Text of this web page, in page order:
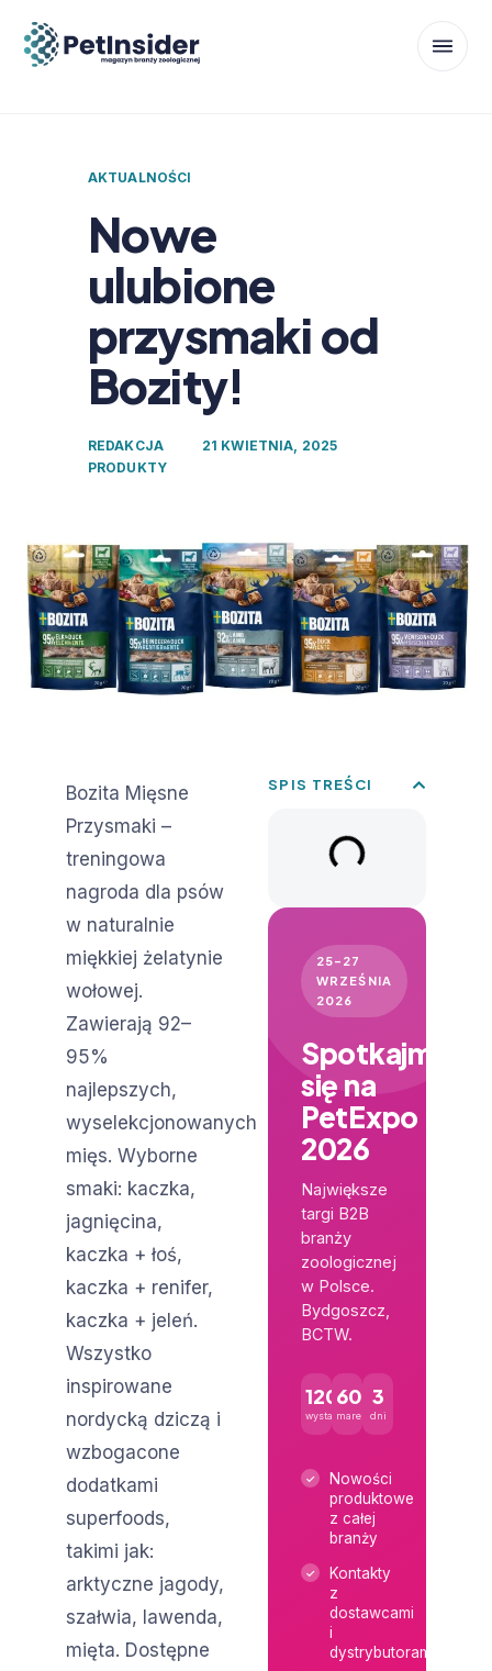
AKTUALNOŚCI
Nowe
ulubione
przysmaki od
Bozity!
REDAKCJA
21 KWIETNIA, 2025
PRODUKTY
Bozita Mięsne
Przysmaki –
treningowa
nagroda dla psów
w naturalnie
miękkiej żelatynie
wołowej.
Zawierają 92–
95%
najlepszych,
wyselekcjonowanych
mięs. Wyborne
smaki: kaczka,
jagnięcina,
kaczka + łoś,
kaczka + renifer,
kaczka + jeleń.
Wszystko
inspirowane
nordycką dziczą i
wzbogacone
dodatkami
superfoods,
takimi jak:
arktyczne jagody,
szałwia, lawenda,
mięta. Dostępne
SPIS TREŚCI
25–27
WRZEŚNIA
2026
Spotkajmy
się na
PetExpo
2026
Największe
targi B2B
branży
zoologicznej
w Polsce.
Bydgoszcz,
BCTW.
120+
wystawców
600+
marek
3
dni
Nowości
produktowe
z całej
branży
Kontakty
z
dostawcami
i
dystrybutorami